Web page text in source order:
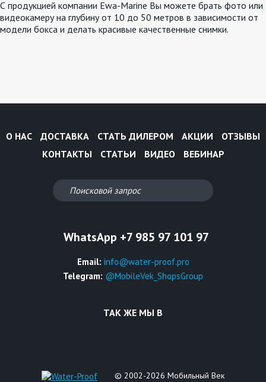
С продукцией компании Ewa-Marine Вы можете брать фото или
видеокамеру на глубину от 10 до 50 метров в зависимости от
модели бокса и делать красивые качественные снимки.
О НАС ДОСТАВКА СТАТЬ ДИЛЕРОМ АКЦИИ
ОТЗЫВЫ
КОНТАКТЫ
СТАТЬИ ВИДЕО ВЕБИНАР
WhatsApp +7 985 97 101 97
Email: info@water-proof.pro
Telegram: @MobileVek_ShopsGroup
ТАК ЖЕ МЫ В
© 2002-2026 Мобильный Век